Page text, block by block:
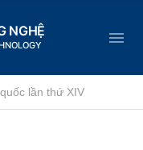
NGHỆ
lần thứ XIV